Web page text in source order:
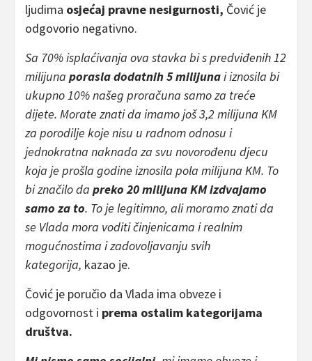
ljudima osjećaj pravne nesigurnosti, Čović je
odgovorio negativno.
Sa 70% isplaćivanja ova stavka bi s predviđenih 12
milijuna porasla dodatnih 5 milijunai iznosila bi
ukupno 10% našeg proračuna samo za treće
dijete. Morate znati da imamo još 3,2 milijuna KM
za porodilje koje nisu u radnom odnosu i
jednokratna naknada za svu novorođenu djecu
koja je prošla godine iznosila pola milijuna KM. To
bi značilo da preko 20 milijuna KM izdvajamo
samo za to. To je legitimno, ali moramo znati da
se Vlada mora voditi činjenicama i realnim
mogućnostima i zadovoljavanju svih
kategorija, kazao je.
Čović je poručio da Vlada ima obveze i
odgovornost i prema ostalim kategorijama
društva.